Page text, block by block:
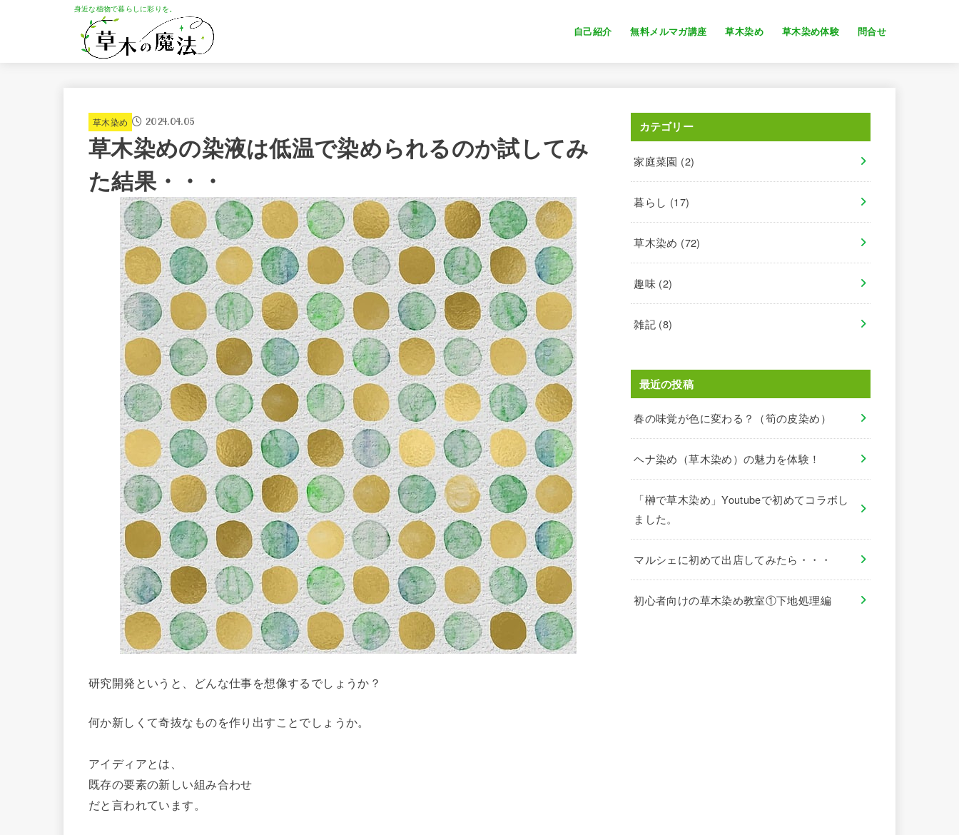
身近な植物で暮らしに彩りを。
自己紹介 無料メルマガ講座 草木染め 草木染め体験 問合せ
草木染め 2024.04.05
草木染めの染液は低温で染められるのか試してみ
た結果・・・
研究開発というと、どんな仕事を想像するでしょうか？
何か新しくて奇抜なものを作り出すことでしょうか。
アイディアとは、
既存の要素の新しい組み合わせ
だと言われています。
カテゴリー
家庭菜園 (2)
暮らし (17)
草木染め (72)
趣味 (2)
雑記 (8)
最近の投稿
春の味覚が色に変わる？（筍の皮染め）
ヘナ染め（草木染め）の魅力を体験！
「榊で草木染め」Youtubeで初めてコラボし
ました。
マルシェに初めて出店してみたら・・・
初心者向けの草木染め教室①下地処理編